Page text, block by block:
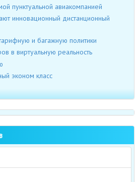
пунктуальной авиакомпанией
инновационный дистанционный
и багажную политики
в виртуальную реальность
эконом класс